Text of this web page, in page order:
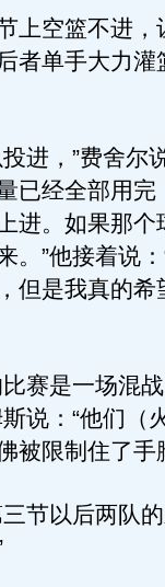
空篮不进，
者单手大力灌
，”费舍尔
已经全部用完
进。如果那个
。”他接着说
但是我真的希
赛是一场混战
说：“他们（
被限制住了手
节以后两队的